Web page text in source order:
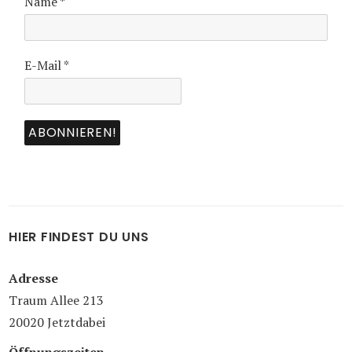
E-Mail*
HIER FINDEST DU UNS
Adresse
Traum Allee 213
20020 Jetztdabei